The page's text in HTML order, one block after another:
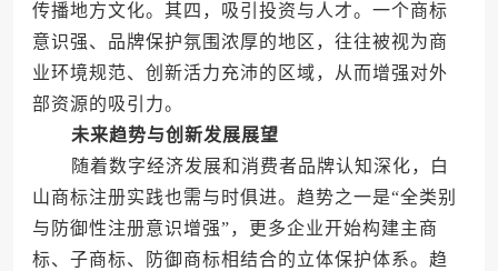
传播地方文化。其四，吸引投资与人才。一个商标
意识强、品牌保护氛围浓厚的地区，往往被视为商
业环境规范、创新活力充沛的区域，从而增强对外
部资源的吸引力。
未来趋势与创新发展展望
随着数字经济发展和消费者品牌认知深化，白
山商标注册实践也需与时俱进。趋势之一是“全类别
与防御性注册意识增强”，更多企业开始构建主商
标、子商标、防御商标相结合的立体保护体系。趋